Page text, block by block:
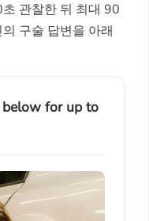
관찰한 뒤 최대 90
구술 답변을 아래
for up to